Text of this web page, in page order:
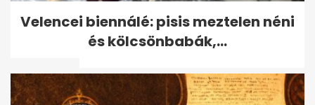
Velencei biennálé: pisis
meztelen néni és
kölcsönbabák,...
Velencei biennálé: pisis meztelen néni
és kölcsönbabák,...